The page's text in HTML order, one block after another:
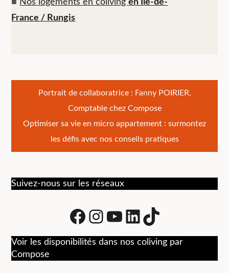
■ Nos logements en colivingen Île-de-
France / Rungis
Navigation
de
l’article
Portrait de collaboratrice : Fanny POIRIER,
Comptable chez Compose
Optimiser sa vie en micro appartement : surmontez
les défis avec nos conseils pratiques
Suivez-nous sur les réseaux
Facebook
Instagram
Youtube
LinkedIn
tiktok
Voir les disponibilités dans nos coliving par
Compose